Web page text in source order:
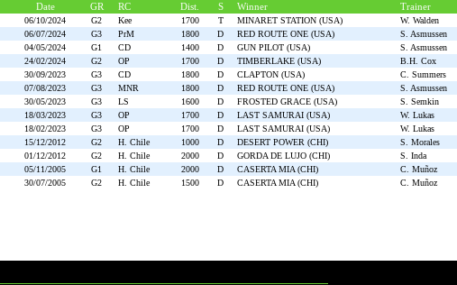
Date GR RC Dist. S Winner Trainer
06/10/2024 G2 Kee 1700 T MINARET STATION (USA) W. Walden
06/07/2024 G3 PrM 1800 D RED ROUTE ONE (USA) S. Asmussen
04/05/2024 G1 CD 1400 D GUN PILOT (USA) S. Asmussen
24/02/2024 G2 OP 1700 D TIMBERLAKE (USA) B.H. Cox
30/09/2023 G3 CD 1800 D CLAPTON (USA) C. Summers
07/08/2023 G3 MNR 1800 D RED ROUTE ONE (USA) S. Asmussen
30/05/2023 G3 LS 1600 D FROSTED GRACE (USA) S. Semkin
18/03/2023 G3 OP 1700 D LAST SAMURAI (USA)
W. Lukas
18/02/2023 G3 OP 1700 D LAST SAMURAI (USA)
W. Lukas
15/12/2012 G2 H. Chile 1000 D DESERT POWER (CHI) S. Morales
01/12/2012 G2 H. Chile 2000 D GORDA DE LUJO (CHI) S. Inda
05/11/2005 G1 H. Chile 2000 D CASERTA MIA (CHI) C. Muñoz
30/07/2005 G2 H. Chile 1500 D CASERTA MIA (CHI) C. Muñoz